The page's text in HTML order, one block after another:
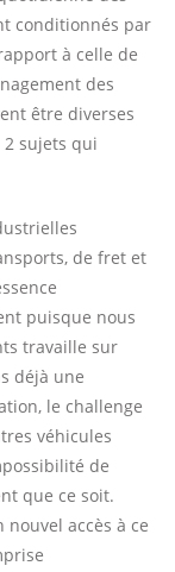
conditionnés par
à celle de
des
être diverses
sujets qui
de fret et
puisque nous
travaille sur
déjà une
le challenge
véhicules
de
que ce soit.
accès à ce